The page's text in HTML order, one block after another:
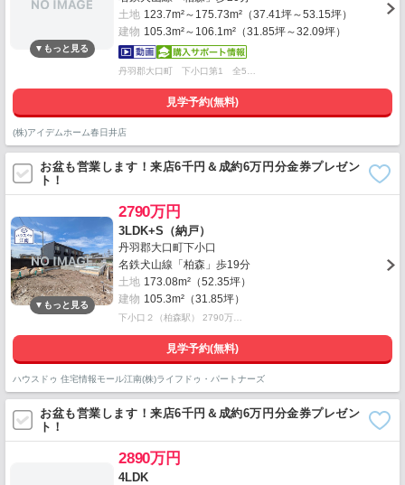
土地 123.7m²～175.73m²（37.41坪～53.15坪）
建物 105.3m²～106.1m²（31.85坪～32.09坪）
丹羽郡大口町 下小口第1 全5…
見学予約(無料)
(株)アイデムホーム春日井店
お盆も営業します！来店6千円＆成約6万円分金券プレゼン
ト！
2790万円
3LDK+S（納戸）
丹羽郡大口町下小口
名鉄犬山線「柏森」歩19分
土地 173.08m²（52.35坪）
建物 105.3m²（31.85坪）
下小口２（柏森駅） 2790万…
見学予約(無料)
ハウスドゥ 住宅情報モール江南(株)ライフドゥ・パートナーズ
お盆も営業します！来店6千円＆成約6万円分金券プレゼン
ト！
2890万円
4LDK